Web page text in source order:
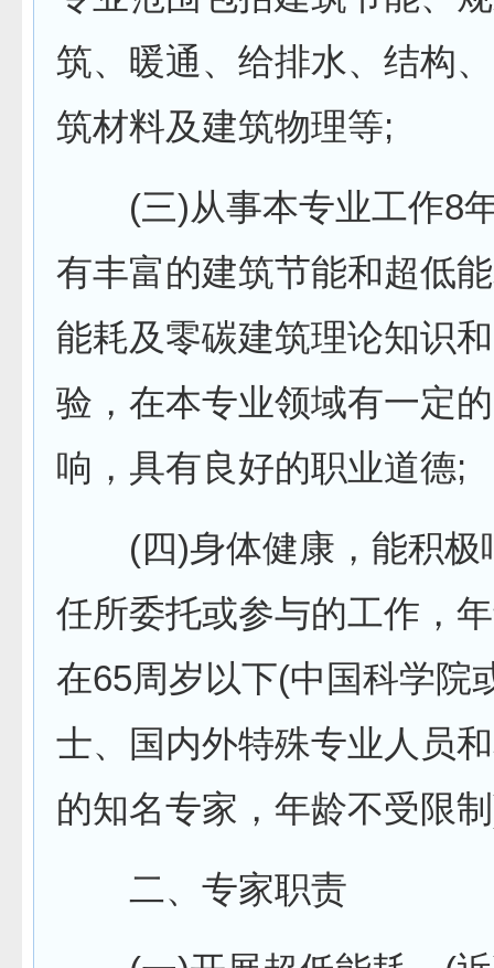
筑、暖通、给排水、结构
筑材料及建筑物理等;
(三)从事本专业工作8
有丰富的建筑节能和超低
能耗及零碳建筑理论知识
验，在本专业领域有一定
响，具有良好的职业道德;
(四)身体健康，能积极
任所委托或参与的工作，
在65周岁以下(中国科学院
士、国内外特殊专业人员
的知名专家，年龄不受限
二、专家职责